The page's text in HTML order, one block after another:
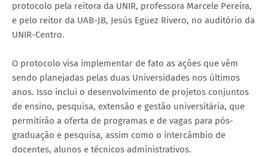
protocolo pela reitora da UNIR, professora Marcele Pereira,
e pelo reitor da UAB-JB, Jesús Egüez Rivero, no auditório da
UNIR-Centro.
O protocolo visa implementar de fato as ações que vêm
sendo planejadas pelas duas Universidades nos últimos
anos. Isso inclui o desenvolvimento de projetos conjuntos
de ensino, pesquisa, extensão e gestão universitária, que
permitirão a oferta de programas e de vagas para pós-
graduação e pesquisa, assim como o intercâmbio de
docentes, alunos e técnicos administrativos.